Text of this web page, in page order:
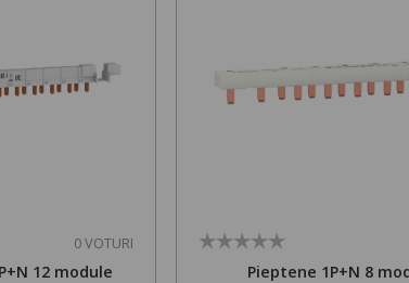
0 VOTURI
12 module Pieptene 1P+N 8